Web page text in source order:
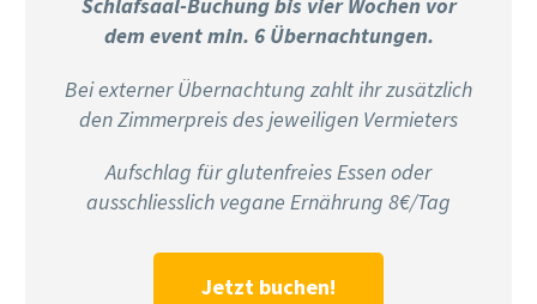
dem event min. 6 Übernachtungen.
Bei externer Übernachtung zahlt ihr zusätzlich
den Zimmerpreis des jeweiligen Vermieters
Aufschlag für glutenfreies Essen oder
ausschliesslich vegane Ernährung 8€/Tag
Jetzt buchen!